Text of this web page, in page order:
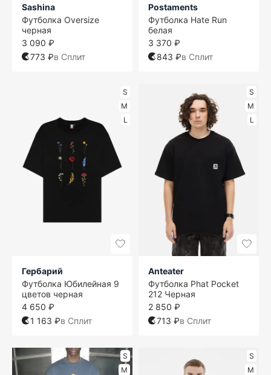
Sashina
Футболка Oversize
черная
3 090 ₽
773 ₽в Сплит
Postaments
Футболка Hate Run
белая
3 370 ₽
843 ₽в Сплит
S
M
L
Гербарий
Футболка Юбилейная 9
цветов черная
4 650 ₽
1 163 ₽в Сплит
S
M
L
Anteater
Футболка Phat Pocket
212 Черная
2 850 ₽
713 ₽в Сплит
S
M
S
M